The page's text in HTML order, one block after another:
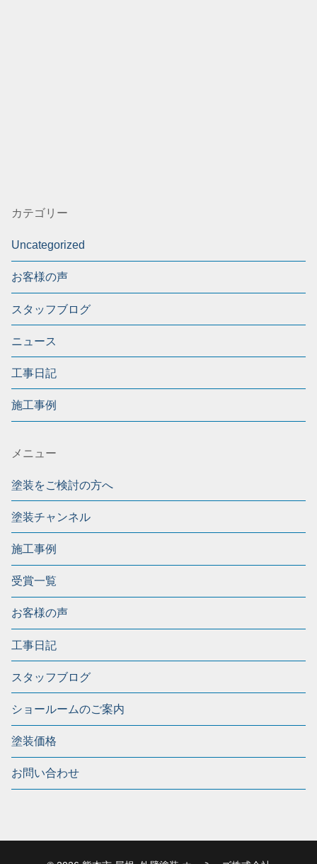
カテゴリー
Uncategorized
お客様の声
スタッフブログ
ニュース
工事日記
施工事例
メニュー
塗装をご検討の方へ
塗装チャンネル
施工事例
受賞一覧
お客様の声
工事日記
スタッフブログ
ショールームのご案内
塗装価格
お問い合わせ